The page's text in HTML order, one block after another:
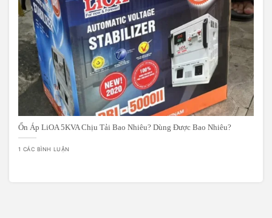
Ổn Áp LiOA 5KVA Chịu Tải Bao Nhiêu? Dùng Được Bao Nhiêu?
1 CÁC BÌNH LUẬN